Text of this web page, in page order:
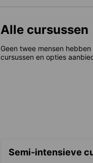
Alle cursussen
Geen twee mensen
cursussen en opties
Semi-intensieve